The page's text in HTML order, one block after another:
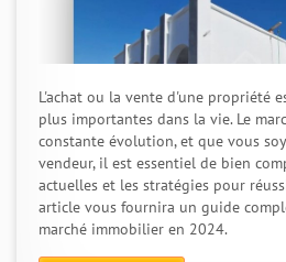
L'achat ou la vente d'une propriété
plus importantes dans la vie. Le
constante évolution, et que vous
vendeur, il est essentiel de bien
actuelles et les stratégies pour
article vous fournira un guide
marché immobilier en 2024.